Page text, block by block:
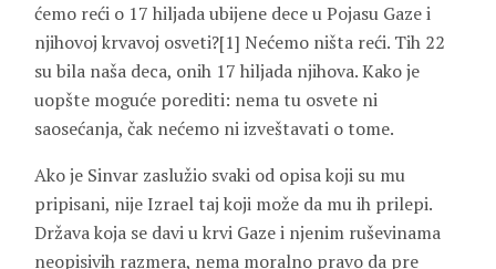
ćemo reći o 17 hiljada ubijene dece u Pojasu Gaze i
njihovoj krvavoj osveti?[1] Nećemo ništa reći. Tih 22
su bila naša deca, onih 17 hiljada njihova. Kako je
uopšte moguće porediti: nema tu osvete ni
saosećanja, čak nećemo ni izveštavati o tome.
Ako je Sinvar zaslužio svaki od opisa koji su mu
pripisani, nije Izrael taj koji može da mu ih prilepi.
Država koja se davi u krvi Gaze i njenim ruševinama
neopisivih razmera, nema moralno pravo da pre